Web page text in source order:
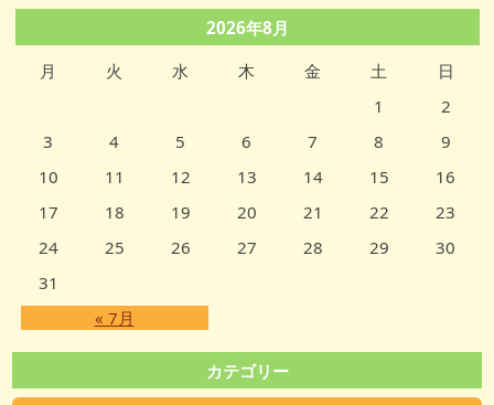
2026年8月
月
火 水 木 金 土 日
« 7月
1
2
3
4 5 6 7 8
9
10
11 12 13 14 15
16
17
18 19 20 21 22
23
24
25 26 27 28 29
30
31
カテゴリー